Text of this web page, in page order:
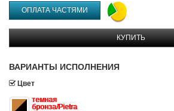
ОПЛАТА ЧАСТЯМИ
КУПИТЬ
ВАРИАНТЫ ИСПОЛНЕНИЯ
Цвет
темная
бронза/Pietra